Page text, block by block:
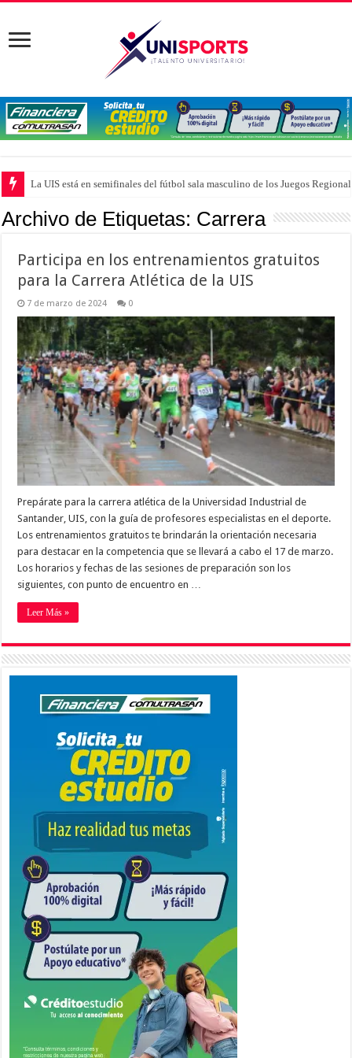
La UIS está en semifinales del fútbol sala masculino de los Juegos
Archivo de Etiquetas: Carrera
Participa en los entrenamientos gratuitos
para la Carrera Atlética de la UIS
7 de marzo de 2024 0
Prepárate para la carrera atlética de la Universidad Industrial de
Santander, UIS, con la guía de profesores especialistas en el deporte.
Los entrenamientos gratuitos te brindarán la orientación necesaria
para destacar en la competencia que se llevará a cabo el 17 de marzo.
Los horarios y fechas de las sesiones de preparación son los
siguientes, con punto de encuentro en …
Leer Más »